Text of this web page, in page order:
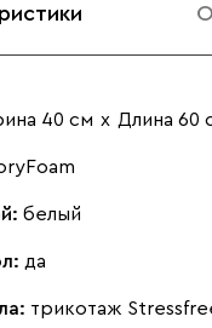
40 см х Длина 60
белый
да
трикотаж